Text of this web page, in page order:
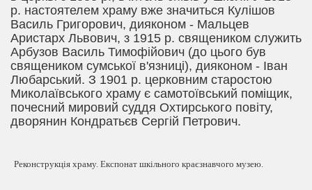
р. настоятелем храму вже значиться Кулішов
Василь Григорович, дияконом - Мальцев
Аристарх Львович, з 1915 р. священиком служить
Арбузов Василь Тимофійович (до цього був
священиком сумської в'язниці), дияконом - Іван
Любарський. З 1901 р. церковним старостою
Миколаївського храму є самотоївський поміщик,
почесний мировий суддя Охтирського повіту,
дворянин Кондратьєв Сергій Петрович.
Реконструкція храму. Експонат шкільного краєзнавчого музею.